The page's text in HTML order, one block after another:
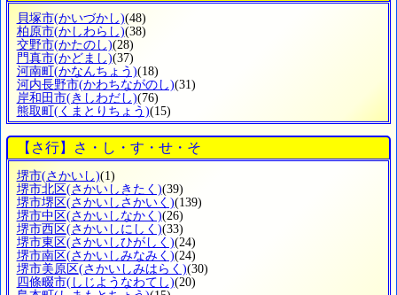
貝塚市(かいづかし)(48)
柏原市(かしわらし)(38)
交野市(かたのし)(28)
門真市(かどまし)(37)
河南町 (かなんちょう)(18)
河内長野市(かわちながのし)(31)
岸和田市(きしわだし)(76)
熊取町 (くまとりちょう)(15)
【さ行】さ・し・す・せ・そ
堺市(さかいし)(1)
堺市北区(さかいしきたく)(39)
堺市堺区(さかいしさかいく)(139)
堺市中区(さかいしなかく)(26)
堺市西区(さかいしにしく)(33)
堺市東区(さかいしひがしく)(24)
堺市南区(さかいしみなみく)(24)
堺市美原区(さかいしみはらく)(30)
四條畷市(しじようなわてし)(20)